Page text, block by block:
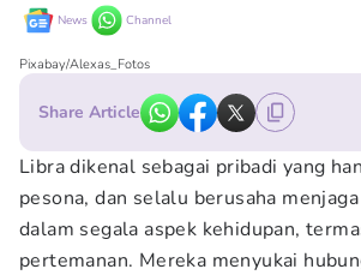
News Channel
Pixabay/Alexas_Fotos
Share Article
Libra dikenal sebagai pribadi yang
pesona, dan selalu berusaha
dalam segala aspek kehidupan,
pertemanan. Mereka menyukai